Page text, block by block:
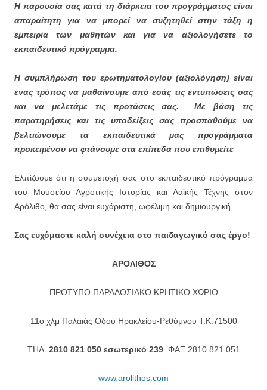
Η παρουσία σας κατά τη διάρκεια του προγράμματος είναι
απαραίτητη για να μπορεί να συζητηθεί στην τάξη η
εμπειρία των μαθητών και για να αξιολογήσετε το
εκπαιδευτικό πρόγραμμα.
Η συμπλήρωση του ερωτηματολογίου (αξιολόγηση) είναι
ένας τρόπος να μαθαίνουμε από εσάς τις εντυπώσεις σας
και να μελετάμε τις προτάσεις σας. Με βάση τις
παρατηρήσεις και τις υποδείξεις σας προσπαθούμε να
βελτιώνουμε τα εκπαιδευτικά μας προγράμματα
προκειμένου να φτάνουμε στα επίπεδα που επιθυμείτε
Ελπίζουμε ότι η συμμετοχή σας στο εκπαιδευτικό πρόγραμμα
του Μουσείου Αγροτικής Ιστορίας και Λαϊκής Τέχνης στον
Αρόλιθο, θα σας είναι ευχάριστη, ωφέλιμη και δημιουργική.
Σας ευχόμαστε καλή συνέχεια στο παιδαγωγικό σας έργο!
ΑΡΟΛΙΘΟΣ
ΠΡΟΤΥΠΟ ΠΑΡΑΔΟΣΙΑΚΟ ΚΡΗΤΙΚΟ ΧΩΡΙΟ
11ο χλμ Παλαιάς Οδού Ηρακλείου-Ρεθύμνου T.K.71500
ΤΗΛ. 2810 821 050 εσωτερικό 239ΦΑΞ 2810 821 051
www.arolithos.com